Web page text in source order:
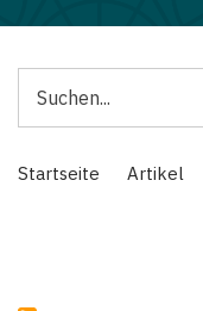
Main
navigation
Startseite Artikel